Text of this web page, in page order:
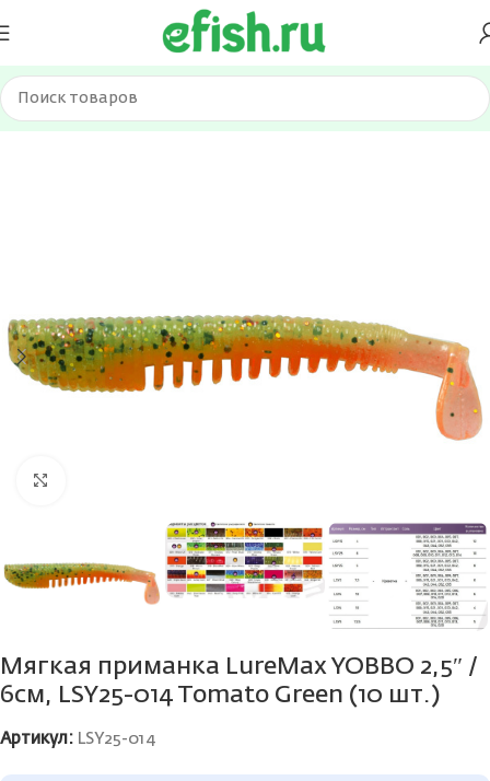
Главная Приманки Силиконовые приманки
Мягкая приманка LureMax YOBBO 2,5″ /
6см, LSY25-014 Tomato Green (10 шт.)
Артикул: LSY25-014